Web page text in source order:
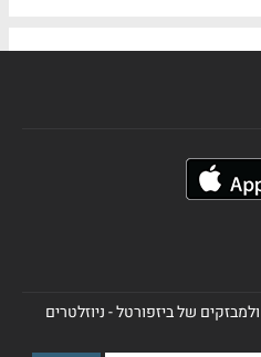
של ביזפורטל - ניוזלטרים